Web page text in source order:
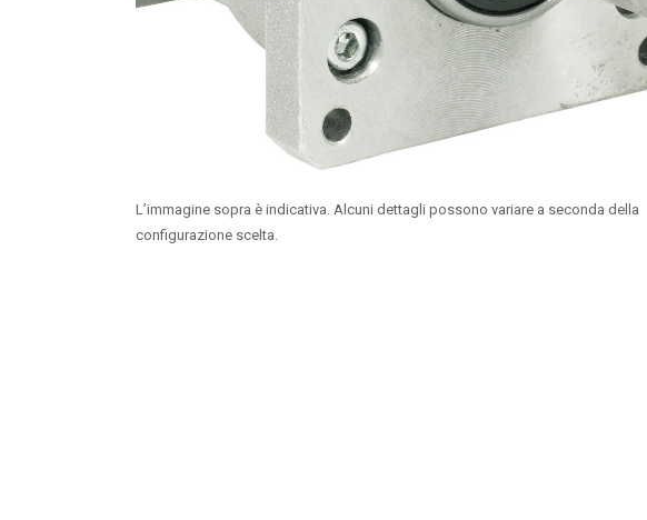
L’immagine sopra è indicativa. Alcuni dettagli possono variare a seconda della
configurazione scelta.